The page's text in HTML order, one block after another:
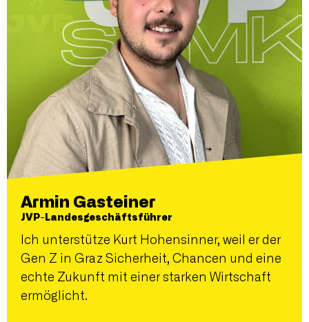
Armin Gasteiner
JVP-Landesgeschäftsführer
Ich unterstütze Kurt Hohensinner, weil er der
Gen Z in Graz Sicherheit, Chancen und eine
echte Zukunft mit einer starken Wirtschaft
ermöglicht.